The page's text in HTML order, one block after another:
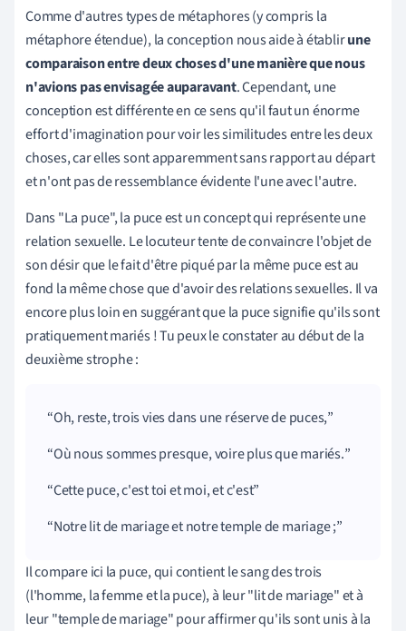
Comme d'autres types de métaphores (y compris la
métaphore étendue), la conception nous aide à établirune
comparaison entre deux choses d'une manière que nous
n'avions pas envisagée auparavant. Cependant, une
conception est différente en ce sens qu'il faut un énorme
effort d'imagination pour voir les similitudes entre les deux
choses, car elles sont apparemment sans rapport au départ
et n'ont pas de ressemblance évidente l'une avec l'autre.
Dans "La puce", la puce est un concept qui représente une
relation sexuelle. Le locuteur tente de convaincre l'objet de
son désir que le fait d'être piqué par la même puce est au
fond la même chose que d'avoir des relations sexuelles. Il va
encore plus loin en suggérant que la puce signifie qu'ils sont
pratiquement mariés ! Tu peux le constater au début de la
deuxième strophe :
Oh, reste, trois vies dans une réserve de puces,
Où nous sommes presque, voire plus que mariés.
Cette puce, c'est toi et moi, et c'est
Notre lit de mariage et notre temple de mariage ;
Il compare ici la puce, qui contient le sang des trois
(l'homme, la femme et la puce), à leur "lit de mariage" et à
leur "temple de mariage" pour affirmer qu'ils sont unis à la